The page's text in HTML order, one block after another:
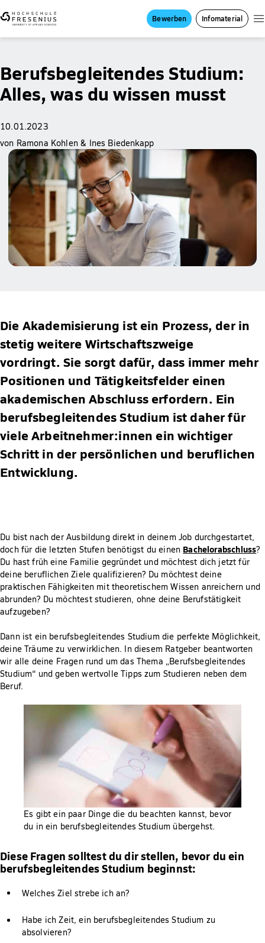
Bewerben Infomaterial
Berufsbegleitendes Studium:
Alles, was du wissen musst
10.01.2023
von Ramona Kohlen & Ines Biedenkapp
Die Akademisierung ist ein Prozess, der in
stetig weitere Wirtschaftszweige
vordringt. Sie sorgt dafür, dass immer mehr
Positionen und Tätigkeitsfelder einen
akademischen Abschluss erfordern. Ein
berufsbegleitendes Studium ist daher für
viele Arbeitnehmer:innen ein wichtiger
Schritt in der persönlichen und beruflichen
Entwicklung.
Du bist nach der Ausbildung direkt in deinem Job durchgestartet,
doch für die letzten Stufen benötigst du einen Bachelorabschluss?
Du hast früh eine Familie gegründet und möchtest dich jetzt für
deine beruflichen Ziele qualifizieren? Du möchtest deine
praktischen Fähigkeiten mit theoretischem Wissen anreichern und
abrunden? Du möchtest studieren, ohne deine Berufstätigkeit
aufzugeben?
Dann ist ein berufsbegleitendes Studium die perfekte Möglichkeit,
deine Träume zu verwirklichen. In diesem Ratgeber beantworten
wir alle deine Fragen rund um das Thema „Berufsbegleitendes
Studium“ und geben wertvolle Tipps zum Studieren neben dem
Beruf.
Es gibt ein paar Dinge die du beachten kannst, bevor
du in ein berufsbegleitendes Studium übergehst.
Diese Fragen solltest du dir stellen, bevor du ein
berufsbegleitendes Studium beginnst:
Welches Ziel strebe ich an?
Habe ich Zeit, ein berufsbegleitendes Studium zu
absolvieren?